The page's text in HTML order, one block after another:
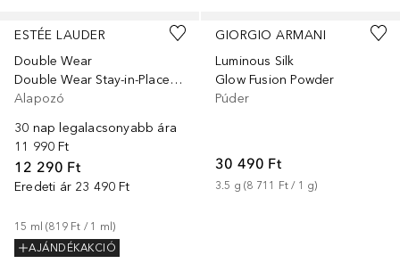
ESTÉE LAUDER
Double Wear
Double Wear Stay-in-Place Makeup
Alapozó
30 nap legalacsonyabb ára
11 990 Ft
12 290 Ft
Eredeti ár 23 490 Ft
15 ml (819 Ft / 1 ml)
AJÁNDÉKAKCIÓ
GIORGIO ARMANI
Luminous Silk
Glow Fusion Powder
Púder
30 490 Ft
3.5 g (8 711 Ft / 1 g)
+11